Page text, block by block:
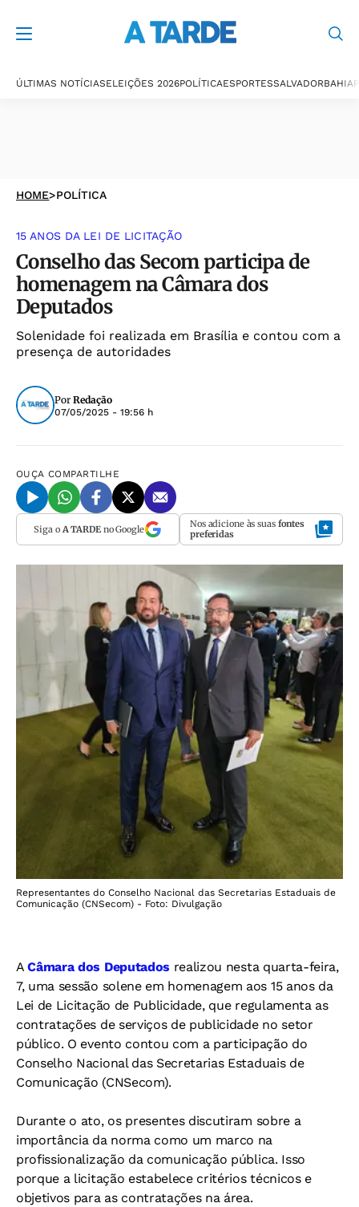
ÚLTIMAS NOTÍCIASELEIÇÕES 2026POLÍTICAESPORTESSALVADORBAHIA
HOME>POLÍTICA
15 ANOS DA LEI DE LICITAÇÃO
Conselho das Secom participa de
homenagem na Câmara dos
Deputados
Solenidade foi realizada em Brasília e contou com a
presença de autoridades
Por Redação
07/05/2025 - 19:56 h
OUÇA COMPARTILHE
Siga o A TARDEno Google Nos adicione às suas fontes
preferidas
Representantes do Conselho Nacional das Secretarias Estaduais de
Comunicação (CNSecom) - Foto: Divulgação
ACâmara dos Deputados realizou nesta quarta-feira,
7, uma sessão solene em homenagem aos 15 anos da
Lei de Licitação de Publicidade, que regulamenta as
contratações de serviços de publicidade no setor
público. O evento contou com a participação do
Conselho Nacional das Secretarias Estaduais de
Comunicação (CNSecom).
Durante o ato, os presentes discutiram sobre a
importância da norma como um marco na
profissionalização da comunicação pública. Isso
porque a licitação estabelece critérios técnicos e
objetivos para as contratações na área.